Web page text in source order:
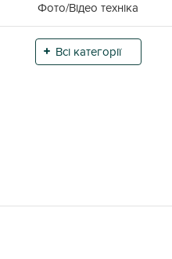
Фото/Відео техніка
Всі категорії